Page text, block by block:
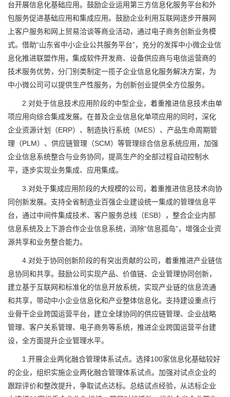
台开展信息化基础应用。鼓励企业运用第三方信息化服务平台和外
包服务促进基础应用和集成应用。鼓励企业利用互联网逐步开展网
上客户服务和网上贸易洽谈等商业活动，通过电子商务创新业务模
式。借助“山东省中小企业公共服务平台”，充分的发挥中小微企业信
息化推进联盟作用，集成软件开发商、设备供应商与电信运营商的
技术服务优势，分门别类制定一揽子企业信息化服务解决方案，为
中小微公司可以提供生产性服务，为创新创业提供全方位服务。
2.对处于信息技术应用阶段的中型企业，着重推进信息技术由单
项应用向综合集成发展。在普及企业信息化单项应用的同时，深化
企业资源计划（ERP）、制造执行系统（MES）、产品生命周期管
理（PLM）、供应链管理（SCM）等管理综合信息系统应用，加强
企业信息系统整合与业务协同，提高生产的全部过程自动控制水
平，逐步实现业务集成、应用集成。
3.对处于集成应用阶段的大规模的公司，着重推进信息技术向协
同创新发展。支持全省制造业百强企业建设统一集成的管理信息平
台，通过中间件集成技术、客户服务总线（ESB），整合企业内部
信息系统及上下游合作企业信息系统，消除“信息孤岛”，增强企业资
源共享和业务整合能力。
4.对处于协同创新阶段的有突出贡献的公司，着重推进产业链信
息协同和共享。鼓励公司实现产品、价值链、企业管理协同创新，
建立基于互联网和标准化的信息开放系统，实现产业链的信息流通
和共享，带动中小企业信息化和产业整体信息化。支持建设重点行
业骨干企业跨国运营平台，建立全球协同的供应链管理、企业战略
管理、客户关系管理、电子商务等系统，推进企业跨国运营平台建
设，全方面提升企业管理水平。
1.开展企业两化融合管理体系试点。选择100家信息化基础较好
的企业，组织实施企业两化融合管理体系试点。加强对试点企业的
跟踪评价和整改提升，争取试点达标。总结试点经验，从达标企业